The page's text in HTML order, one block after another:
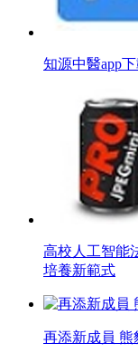
知源中醫app
高校人工智能
培養新範式
再添新成員 熊